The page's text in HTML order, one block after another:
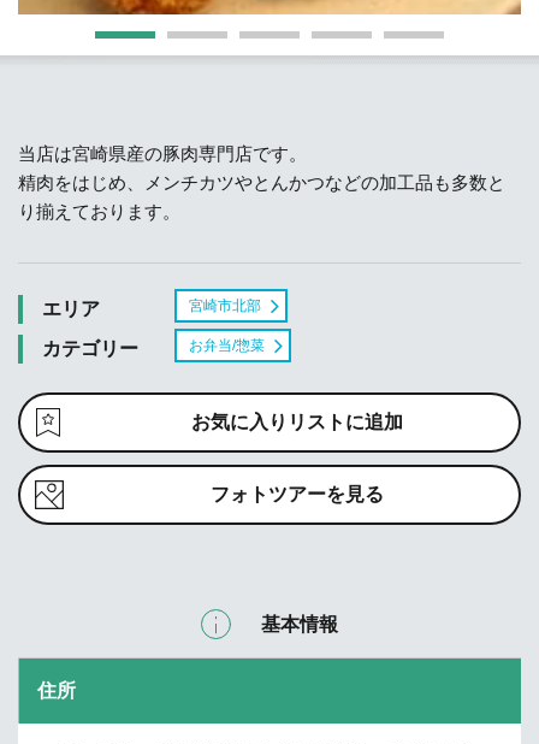
当店は宮崎県産の豚肉専門店です。
精肉をはじめ、メンチカツやとんかつなどの加工品も多数と
り揃えております。
エリア 宮崎市北部
カテゴリー お弁当/惣菜
お気に入りリストに追加
フォトツアーを見る
基本情報
住所